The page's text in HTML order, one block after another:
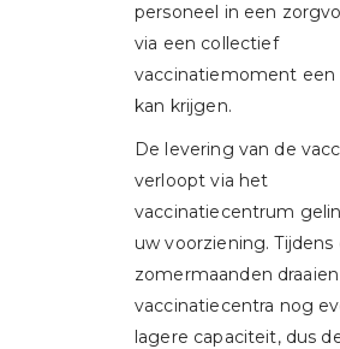
personeel in een
via een collectief
vaccinatiemoment een
kan krijgen.
De levering van de
verloopt via het
vaccinatiecentrum
uw voorziening. Tijdens
zomermaanden
vaccinatiecentra nog
lagere capaciteit, dus